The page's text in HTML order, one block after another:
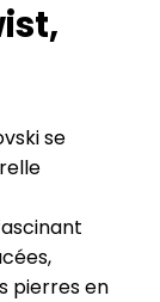
se
pierres en